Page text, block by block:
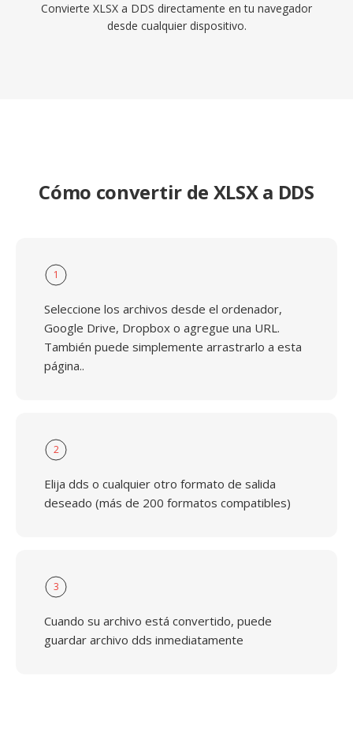
Convierte XLSX a DDS directamente en tu navegador
desde cualquier dispositivo.
Cómo convertir de XLSX a DDS
1
Seleccione los archivos desde el ordenador,
Google Drive, Dropbox o agregue una URL.
También puede simplemente arrastrarlo a esta
página..
2
Elija dds o cualquier otro formato de salida
deseado (más de 200 formatos compatibles)
3
Cuando su archivo está convertido, puede
guardar archivo dds inmediatamente